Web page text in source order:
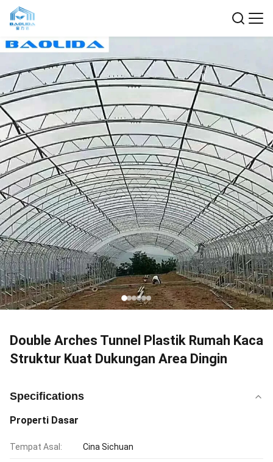
Double Arches Tunnel Plastik Rumah Kaca
Struktur Kuat Dukungan Area Dingin
Specifications
Properti Dasar
Tempat Asal: Cina Sichuan